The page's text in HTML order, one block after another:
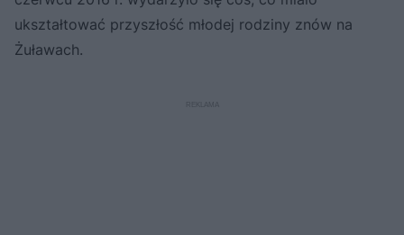
ukształtować przyszłość młodej rodziny znów na
Żuławach.